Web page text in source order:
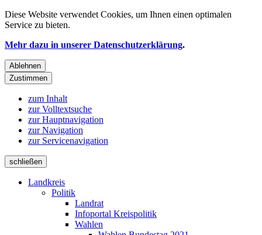
Diese Website verwendet Cookies, um Ihnen einen optimalen
Service zu bieten.
Mehr dazu in unserer Datenschutzerklärung.
Ablehnen
Zustimmen
zum Inhalt
zur Volltextsuche
zur Hauptnavigation
zur Navigation
zur Servicenavigation
schließen
Landkreis
Politik
Landrat
Infoportal Kreispolitik
Wahlen